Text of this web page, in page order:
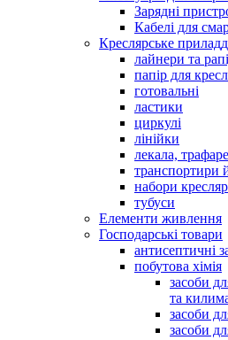
Зарядні
Кабелі для
Креслярське
лайнери та
папір для
готовальні
ластики
циркулі
лінійки
лекала,
транспортири
набори
тубуси
Елементи живлення
Господарські товари
антисептичні
побутова хімія
засоби
та
засоби
засоби